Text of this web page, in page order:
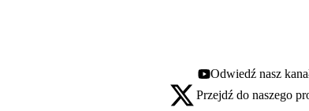
Youtube - otwiera się w
Odwiedź nasz
X - otwiera się w nowej karcie
Przejdź do naszego